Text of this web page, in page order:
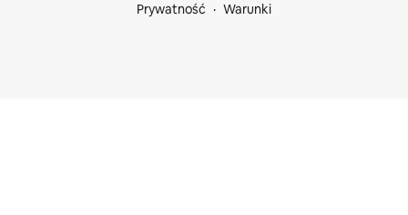
Prywatność
Warunki